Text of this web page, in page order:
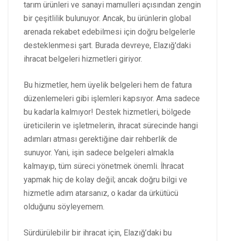
tarım ürünleri ve sanayi mamulleri açısından zengin
bir çeşitlilik bulunuyor. Ancak, bu ürünlerin global
arenada rekabet edebilmesi için doğru belgelerle
desteklenmesi şart. Burada devreye, Elazığ'daki
ihracat belgeleri hizmetleri giriyor.
Bu hizmetler, hem üyelik belgeleri hem de fatura
düzenlemeleri gibi işlemleri kapsıyor. Ama sadece
bu kadarla kalmıyor! Destek hizmetleri, bölgede
üreticilerin ve işletmelerin, ihracat sürecinde hangi
adımları atması gerektiğine dair rehberlik de
sunuyor. Yani, işin sadece belgeleri almakla
kalmayıp, tüm süreci yönetmek önemli. İhracat
yapmak hiç de kolay değil; ancak doğru bilgi ve
hizmetle adım atarsanız, o kadar da ürkütücü
olduğunu söyleyemem.
Sürdürülebilir bir ihracat için, Elazığ’daki bu